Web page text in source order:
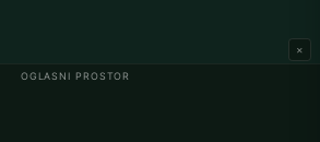
OGLASNI PROSTOR
×
Njemačkoj